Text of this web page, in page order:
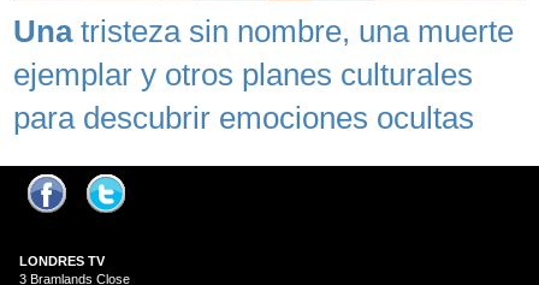
Unatristeza sin nombre, una muerte
ejemplar y otros planes culturales
para descubrir emociones ocultas
LONDRES TV
3 Bramlands Close